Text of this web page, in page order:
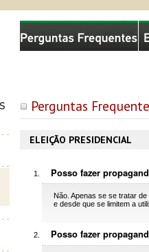
Perguntas
ELEIÇÃO PRESIDENCIAL
Posso fazer
Não. Apenas se se tratar
e desde que se limitem a
Posso fazer
Comissão Nacional de Eleições